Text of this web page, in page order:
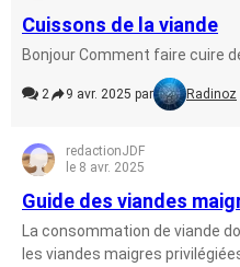
Cuissons de la viande
Bonjour Comment faire cuire
2 9 avr. 2025 par Radinoz
redactionJDF
le 8 avr. 2025
Guide des viandes
La consommation de viande
les viandes maigres